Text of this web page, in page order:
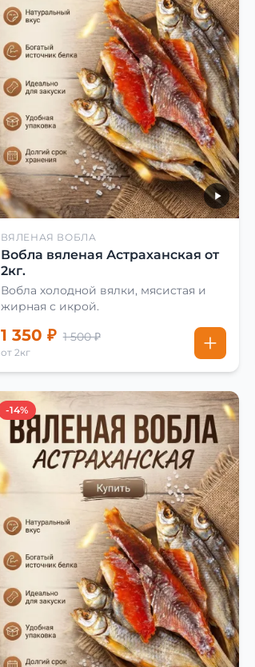
ВЯЛЕНАЯ ВОБЛА
Вобла вяленая Астраханская от
2кг.
Вобла холодной вялки, мясистая и
жирная с икрой.
1 350 ₽ 1 500 ₽
от 2кг
-14%